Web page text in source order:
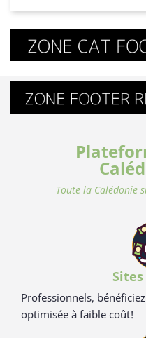
Toute la Calédonie
Professionnels,
optimisée à faible coût!